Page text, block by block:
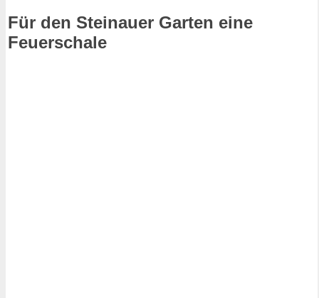
Für den Steinauer Garten eine
Feuerschale